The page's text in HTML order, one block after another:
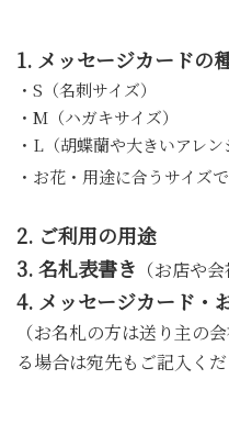
1. メッセージカードの
・S（名刺サイズ）
・M（ハガキサイズ）
・L（胡蝶蘭や大きいアレン
・お花・用途に合うサイズ
2. ご利用の用途
3.名札表書き （お店や
4. メッセージカード・
（お名札の方は送り主の
る場合は宛先もご記入くだ